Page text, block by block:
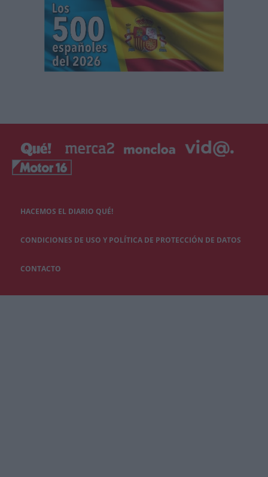
HACEMOS EL DIARIO QUÉ!
CONDICIONES DE USO Y POLÍTICA DE PROTECCIÓN DE DATOS
CONTACTO